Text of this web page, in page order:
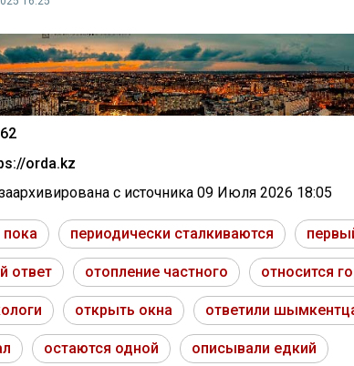
62
orda.kz
с источника 09 Июля 2026 18:05
периодически сталкиваются
ответ отопление частного относится
открыть окна ответили
остаются одной описывали едкий